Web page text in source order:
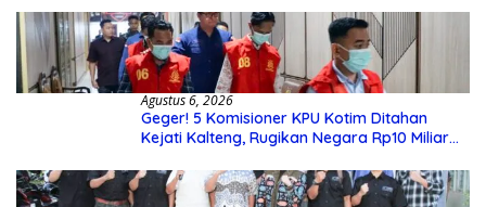
Agustus 6, 2026
Geger! 5 Komisioner KPU Kotim Ditahan
Kejati Kalteng, Rugikan Negara Rp10 Miliar